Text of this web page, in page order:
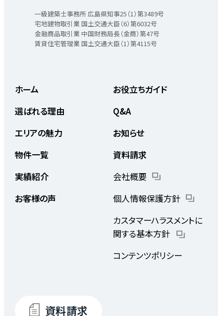
一級建築士事務所 広島県知事25（1）第3489号
宅地建物取引業 国土交通大臣（6）第6032号
金融商品取引業 中国財務局長（金商）第47号
賃貸住宅管理業 国土交通大臣（1）第4115号
ホーム
選ばれる理由
エリアの魅力
物件一覧
実績紹介
お客様の声
お役立ちガイド
Q&A
お知らせ
資料請求
会社概要
個人情報保護方針
カスタマーハラスメントに
関する基本方針
コンテンツポリシー
資料請求